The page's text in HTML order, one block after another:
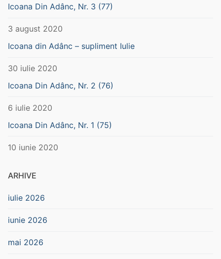
Icoana Din Adânc, Nr. 3 (77)
3 august 2020
Icoana din Adânc – supliment Iulie
30 iulie 2020
Icoana Din Adânc, Nr. 2 (76)
6 iulie 2020
Icoana Din Adânc, Nr. 1 (75)
10 iunie 2020
ARHIVE
iulie 2026
iunie 2026
mai 2026